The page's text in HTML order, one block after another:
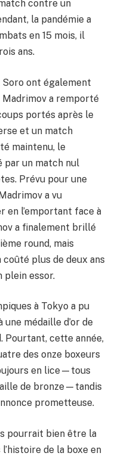
contre un
la pandémie a
en 15 mois, il
ans.
ont également
Madrimov a remporté
portés après le
et un match
maintenu, le
par un match nul
Prévu pour une
a vu
en l’emportant face à
a finalement brillé
round, mais
plus de deux ans
plein essor.
à Tokyo a pu
médaille d’or de
Pourtant, cette année,
des onze boxeurs
en lice—tous
de bronze—tandis
prometteuse.
pourrait bien être la
de la boxe en